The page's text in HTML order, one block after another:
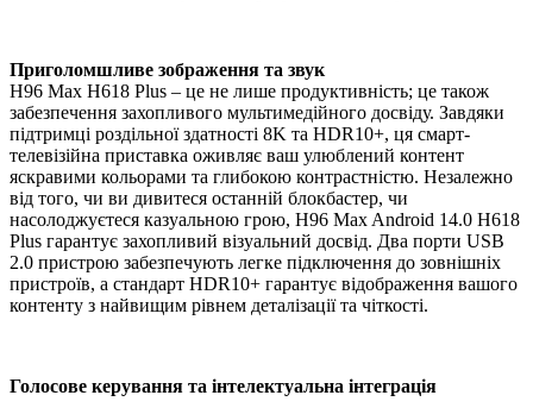
Приголомшливе зображення та звук
H96 Max H618 Plus – це не лише продуктивність; це також
забезпечення захопливого мультимедійного досвіду. Завдяки
підтримці роздільної здатності 8K та HDR10+, ця смарт-
телевізійна приставка оживляє ваш улюблений контент
яскравими кольорами та глибокою контрастністю. Незалежно
від того, чи ви дивитеся останній блокбастер, чи
насолоджуєтеся казуальною грою, H96 Max Android 14.0 H618
Plus гарантує захопливий візуальний досвід. Два порти USB
2.0 пристрою забезпечують легке підключення до зовнішніх
пристроїв, а стандарт HDR10+ гарантує відображення вашого
контенту з найвищим рівнем деталізації та чіткості.
Голосове керування та інтелектуальна інтеграція